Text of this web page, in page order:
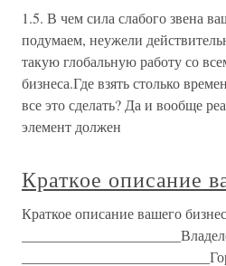
1.5. В чем сила слабого звена
подумаем, неужели
такую глобальную работу со
бизнеса.Где взять столько
все это сделать? Да и вообще
элемент должен
Краткое описание
Краткое описание вашего